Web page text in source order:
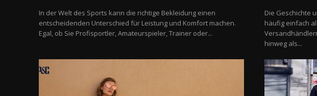
In der Welt des Sports kann die richtige Bekleidung einen
entscheidenden Unterschied für Leistung und Komfort machen.
Egal, ob Sie Profisportler, Amateurspieler, Trainer oder...
Die Geschichte
häufig einfach
hinweg als...